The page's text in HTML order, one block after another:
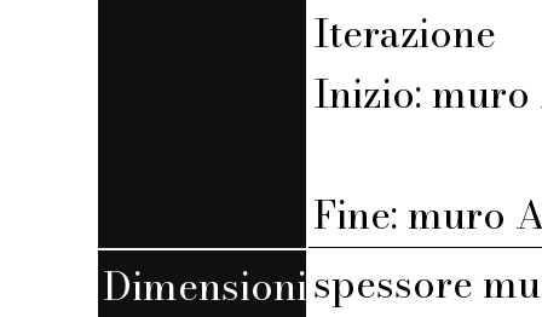
Iterazione
Inizio: muro
Fine: muro
Dimensionispessore